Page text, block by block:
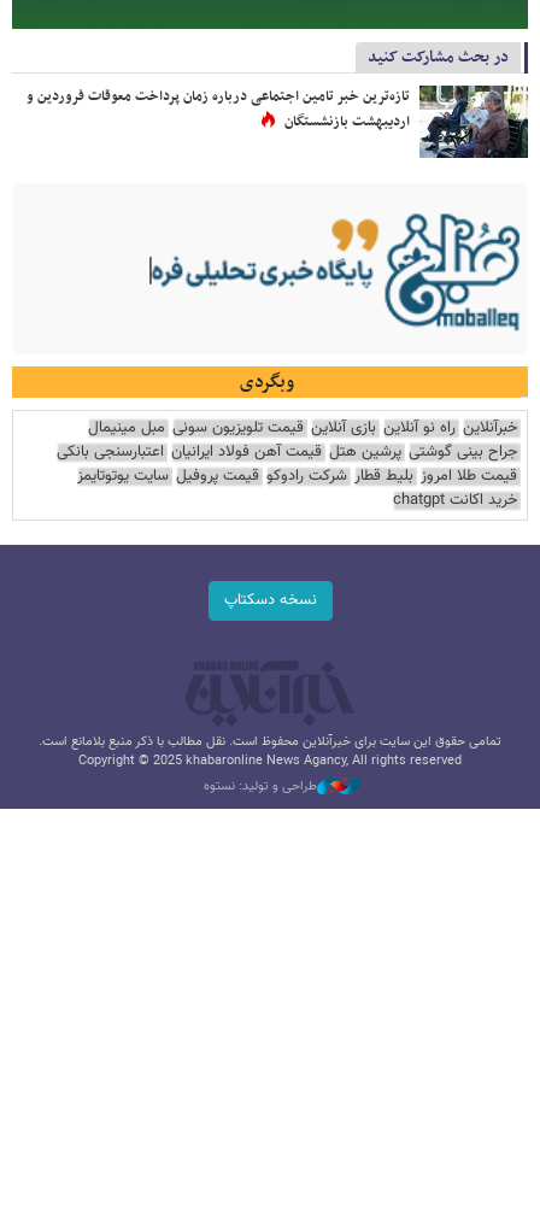
در بحث مشارکت کنید
تازه‌ترین خبر تامین اجتماعی درباره زمان پرداخت معوقات فروردین و
اردیبهشت بازنشستگان
وبگردی
خبرآنلاین راه نو آنلاین بازی آنلاین قیمت تلویزیون سونی مبل مینیمال
جراح بینی گوشتی پرشین هتل قیمت آهن فولاد ایرانیان اعتبارسنجی بانکی
قیمت طلا امروز بلیط قطار شرکت رادوکو قیمت پروفیل سایت یوتوتایمز
خرید اکانت chatgpt
نسخه دسکتاپ
تمامی حقوق این سایت برای خبرآنلاین محفوظ است. نقل مطالب با ذکر منبع بلامانع است.
Copyright © 2025 khabaronline News Agancy, All rights reserved
طراحی و تولید: نستوه